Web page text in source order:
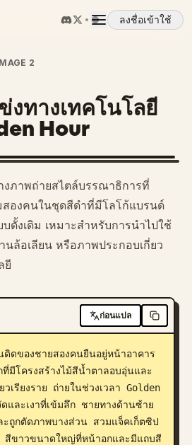
ลงชื่อเข้าใช้
2
ทางเทคโนโลยี
Hour
ภาพถ่ายสไตล์บรรณาธิการที่
องคนในชุดสีดำที่มีโลโก้แบรนด์
ดั้งเดิม เหมาะสำหรับการนำไปใช้
ล้อเลียน หรือภาพประกอบเกี่ยว
ยี
ก่อนแปล
ดของชายสองคนยืนอยู่หน้าอาคาร
ที่มีโครงสร้างไม้สีน้ำตาลอบอุ่นและ
วเรียงราย ถ่ายในช่วงเวลา Golden
และเงาที่เข้มลึก ชายทางด้านซ้าย
ะถูกตัดภาพบางส่วน สวมแจ็คเก็ตซิป
สีขาวขนาดใหญ่ที่หน้าอกและมีแถบสี